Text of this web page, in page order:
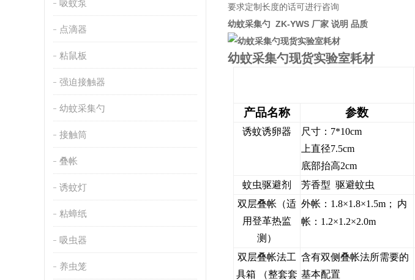
吸蚊泵
点滴器
粘鼠板
强迫接触器
幼蚊采集勺
接触筒
叠帐
诱蚊灯
粘蟑纸
吸虫器
养虫笼
要求定制长度的话可进行咨询
幼蚊采集勺 ZK-YWS 厂家 说明 品质
幼蚊采集勺现货实验室耗材
产品名称 参数
诱蚊诱卵器
尺寸：7*10cm
上直径7.5cm
底部抬高2cm
蚊虫驱避剂
芳香型 驱避蚊虫
双层叠帐（适
用登革热监
测）
外帐：1.8×1.8×1.5m；
内
帐：1.2×1.2×2.0m
双层叠帐法工
具箱 （整套套
含有双侧叠帐法所需要的
基本配置